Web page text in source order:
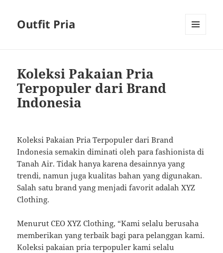
Outfit Pria
Koleksi Pakaian Pria
Terpopuler dari Brand
Indonesia
Koleksi Pakaian Pria Terpopuler dari Brand
Indonesia semakin diminati oleh para fashionista di
Tanah Air. Tidak hanya karena desainnya yang
trendi, namun juga kualitas bahan yang digunakan.
Salah satu brand yang menjadi favorit adalah XYZ
Clothing.
Menurut CEO XYZ Clothing, “Kami selalu berusaha
memberikan yang terbaik bagi para pelanggan kami.
Koleksi pakaian pria terpopuler kami selalu